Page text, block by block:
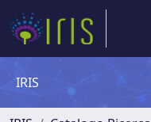
IRIS